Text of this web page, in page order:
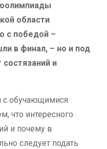
области
с победой –
в финал, – но и под
и
с обучающимися
что интересного
и почему в
следует подать